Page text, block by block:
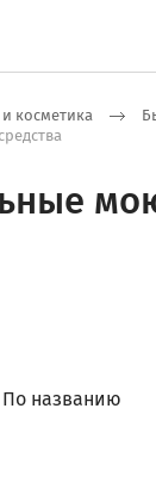
косметика
По названию